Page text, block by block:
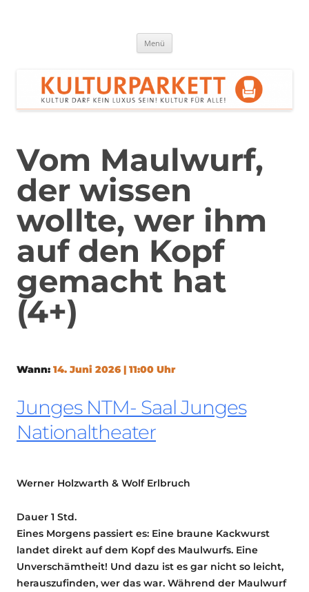
Menü
Vom Maulwurf,
der wissen
wollte, wer ihm
auf den Kopf
gemacht hat
(4+)
Wann: 14. Juni 2026 | 11:00 Uhr
Junges NTM- Saal Junges
Nationaltheater
Werner Holzwarth & Wolf Erlbruch
Dauer 1 Std.
Eines Morgens passiert es: Eine braune Kackwurst
landet direkt auf dem Kopf des Maulwurfs. Eine
Unverschämtheit! Und dazu ist es gar nicht so leicht,
herauszufinden, wer das war. Während der Maulwurf